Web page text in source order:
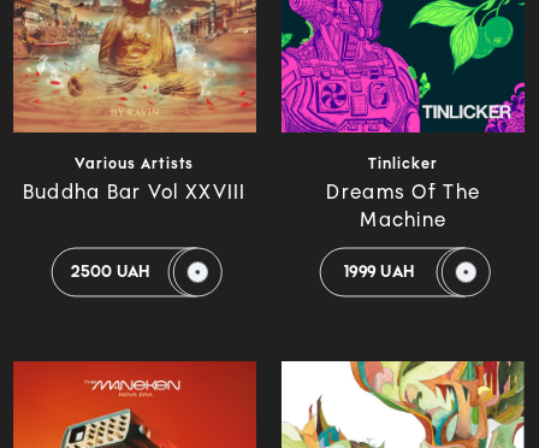
Various Artists
Buddha Bar Vol XXVIII
2500 UAH
Tinlicker
Dreams Of The
Machine
1999 UAH